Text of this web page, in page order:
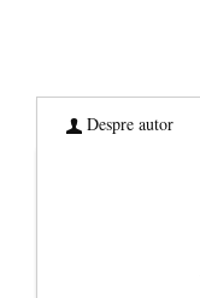
Despre autor